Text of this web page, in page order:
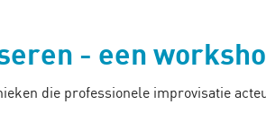
- een
die professionele improvisatie